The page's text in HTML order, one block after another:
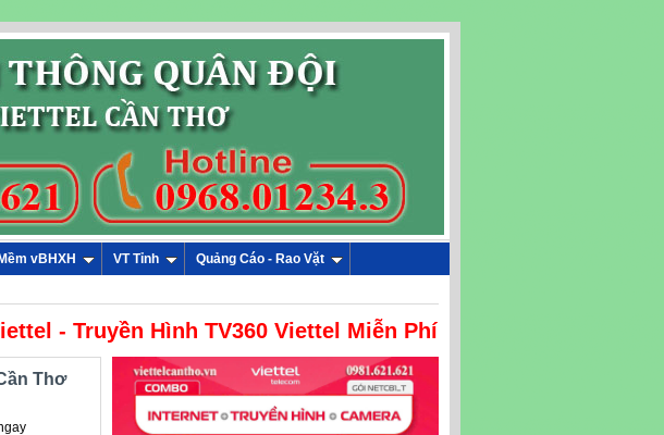
vBHXH VT Tỉnh
Quảng Cáo - Rao Vặt
- Truyền Hình TV360 Viettel Miễn Phí
Thơ